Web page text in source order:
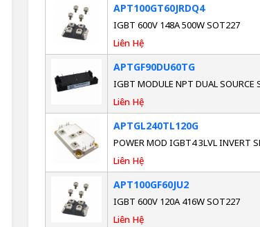
APT100GT60JRDQ4
IGBT 600V 148A 500W SOT227
Liên Hệ
APTGF90DU60TG
IGBT MODULE NPT DUAL SOURCE
Liên Hệ
APTGL240TL120G
POWER MOD IGBT4 3LVL INVERT
Liên Hệ
APT100GF60JU2
IGBT 600V 120A 416W SOT227
Liên Hệ